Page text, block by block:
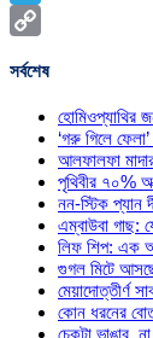
Telegram
Link
সর্বশেষ
হোমিওপ্যাথির
‘গরু গিলে
আলফালফা মাদার
পৃথিবীর ৭০%
নন-স্টিক প্যান
এম্বাউবা গাছ:
লিফ শিপ: এক
গুগল মিটে
মেয়াদোত্তীর্ণ
কোন ধরনের
চেকটা ভাঙাব,